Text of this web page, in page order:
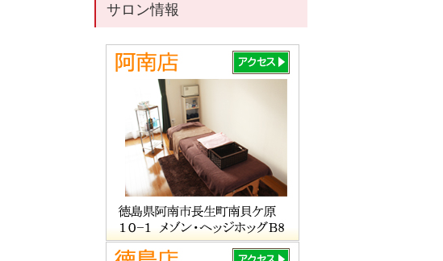
サロン情報